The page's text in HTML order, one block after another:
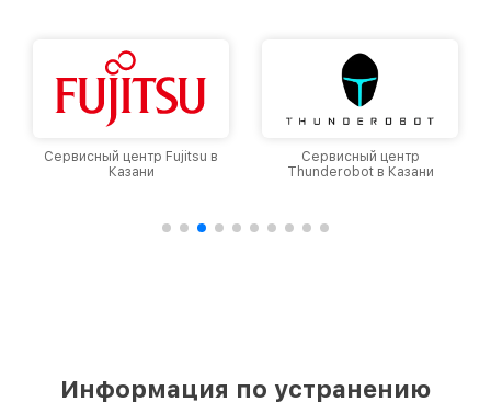
Сервисный центр Fujitsu в
Казани
Сервисный центр
Thunderobot в Казани
Информация по устранению